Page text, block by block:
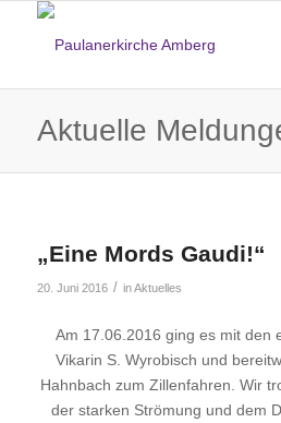
Aktuelle
„Eine Mords Gaudi!“
20. Juni 2016 / inAktuelles
Am 17.06.2016 ging es mit den
Vikarin S. Wyrobisch und
Hahnbach zum Zillenfahren. Wir
der starken Strömung und dem